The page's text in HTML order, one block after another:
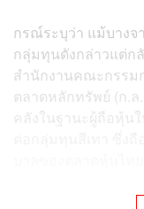
กรณ์ระบุว่า แม้บาง
กลุ่มทุนดังกล่าวแต่กลั
สำนักงานคณะกรรม
ตลาดหลักทรัพย์ (ก.ล.
คลังในฐานะผู้ถือหุ้
นอกจากนี้ กรณ์ยังตั้